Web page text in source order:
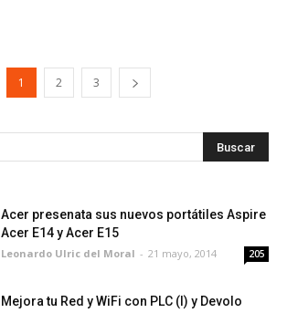
1 2 3
Acer presenata sus nuevos portátiles Aspire
Acer E14 y Acer E15
Leonardo Ulric del Moral - 21 mayo, 2014 205
Mejora tu Red y WiFi con PLC (I) y Devolo